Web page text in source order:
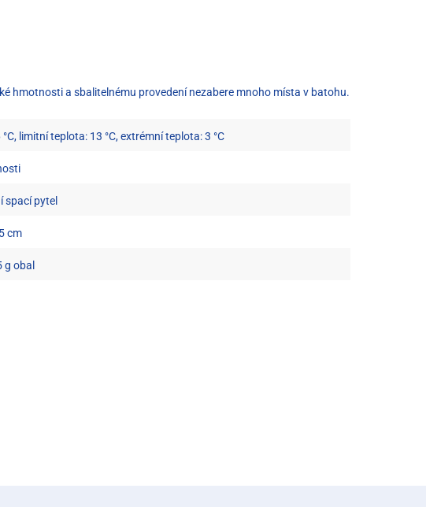
hmotnosti a sbalitelnému provedení nezabere mnoho místa v batohu.
limitní teplota: 13 °C, extrémní teplota: 3 °C
spací pytel
cm
g obal